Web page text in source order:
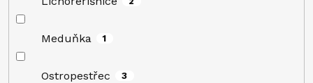
Meduňka 1
Ostropestřec 3